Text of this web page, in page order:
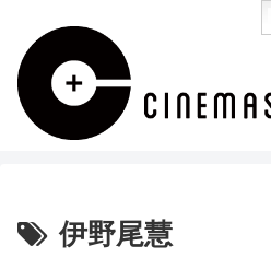
伊野尾慧